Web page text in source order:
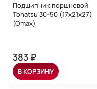
Подшипник поршневой
Tohatsu 30-50 (17x21x27)
(Omax)
383 ₽
В КОРЗИНУ